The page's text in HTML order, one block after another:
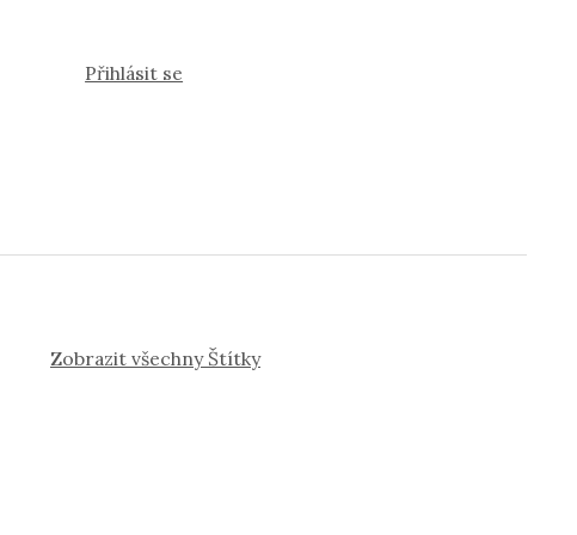
Přihlásit se
Zobrazit všechny Štítky